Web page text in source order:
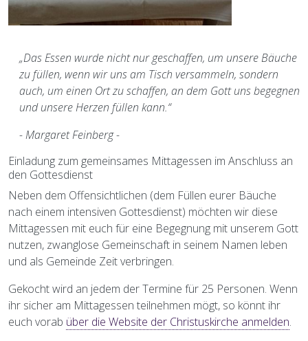
„Das Essen wurde nicht nur geschaffen, um unsere Bäuche
zu füllen, wenn wir uns am Tisch versammeln, sondern
auch, um einen Ort zu schaffen, an dem Gott uns begegnen
und unsere Herzen füllen kann.“
- Margaret Feinberg -
Einladung zum gemeinsames Mittagessen im Anschluss an
den Gottesdienst
Neben dem Offensichtlichen (dem Füllen eurer Bäuche
nach einem intensiven Gottesdienst) möchten wir diese
Mittagessen mit euch für eine Begegnung mit unserem Gott
nutzen, zwanglose Gemeinschaft in seinem Namen leben
und als Gemeinde Zeit verbringen.
Gekocht wird an jedem der Termine für 25 Personen. Wenn
ihr sicher am Mittagessen teilnehmen mögt, so könnt ihr
euch vorab über die Website der Christuskirche anmelden.